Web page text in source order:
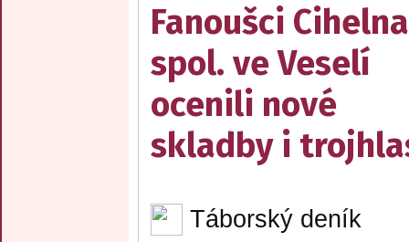
Fanoušci
spol. ve Veselí
ocenili nové
skladby i
Táborský deník